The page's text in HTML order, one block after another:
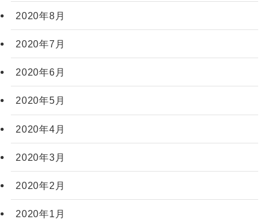
2020年8月
2020年7月
2020年6月
2020年5月
2020年4月
2020年3月
2020年2月
2020年1月